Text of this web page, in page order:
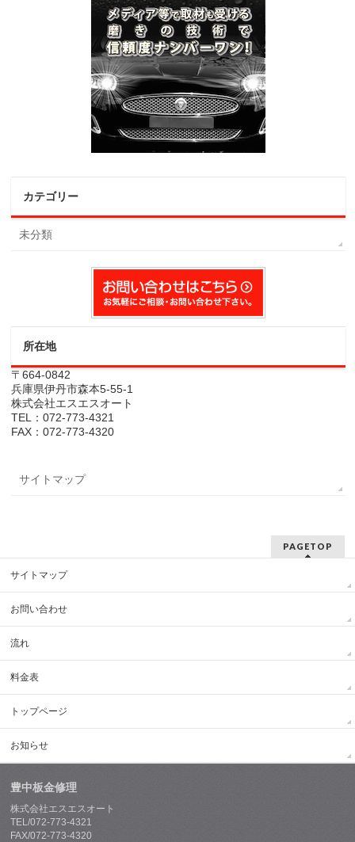
カテゴリー
未分類
所在地
〒664-0842
兵庫県伊丹市森本5-55-1
株式会社エスエスオート
TEL：072-773-4321
FAX：072-773-4320
サイトマップ
PAGETOP
サイトマップ
お問い合わせ
流れ
料金表
トップページ
お知らせ
豊中板金修理
株式会社エスエスオート
TEL/072-773-4321
FAX/072-773-4320